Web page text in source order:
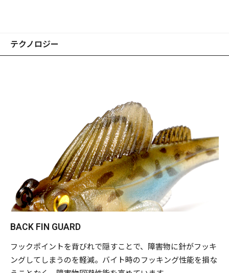
テクノロジー
BACK FIN GUARD
フックポイントを背びれで隠すことで、障害物に針がフッキ
ングしてしまうのを軽減。バイト時のフッキング性能を損な